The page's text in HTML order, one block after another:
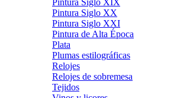
Pintura Siglo XIX
Pintura Siglo XX
Pintura Siglo XXI
Pintura de Alta Época
Plata
Plumas estilográficas
Relojes
Relojes de sobremesa
Tejidos